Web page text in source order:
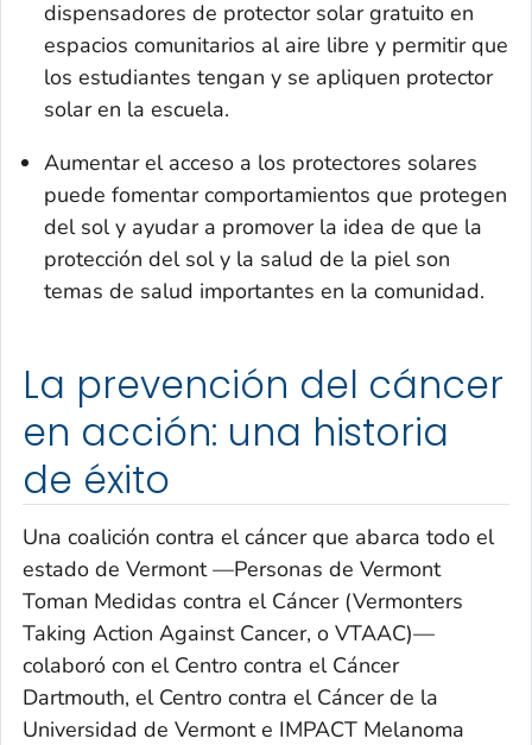
dispensadores de protector solar gratuito en
espacios comunitarios al aire libre y permitir que
los estudiantes tengan y se apliquen protector
solar en la escuela.
Aumentar el acceso a los protectores solares
puede fomentar comportamientos que protegen
del sol y ayudar a promover la idea de que la
protección del sol y la salud de la piel son
temas de salud importantes en la comunidad.
La prevención del cáncer
en acción: una historia
de éxito
Una coalición contra el cáncer que abarca todo el
estado de Vermont —Personas de Vermont
Toman Medidas contra el Cáncer (Vermonters
Taking Action Against Cancer, o VTAAC)—
colaboró con el Centro contra el Cáncer
Dartmouth, el Centro contra el Cáncer de la
Universidad de Vermont e IMPACT Melanoma